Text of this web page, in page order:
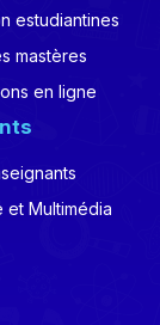
estudiantines
mastères
en ligne
et Multimédia